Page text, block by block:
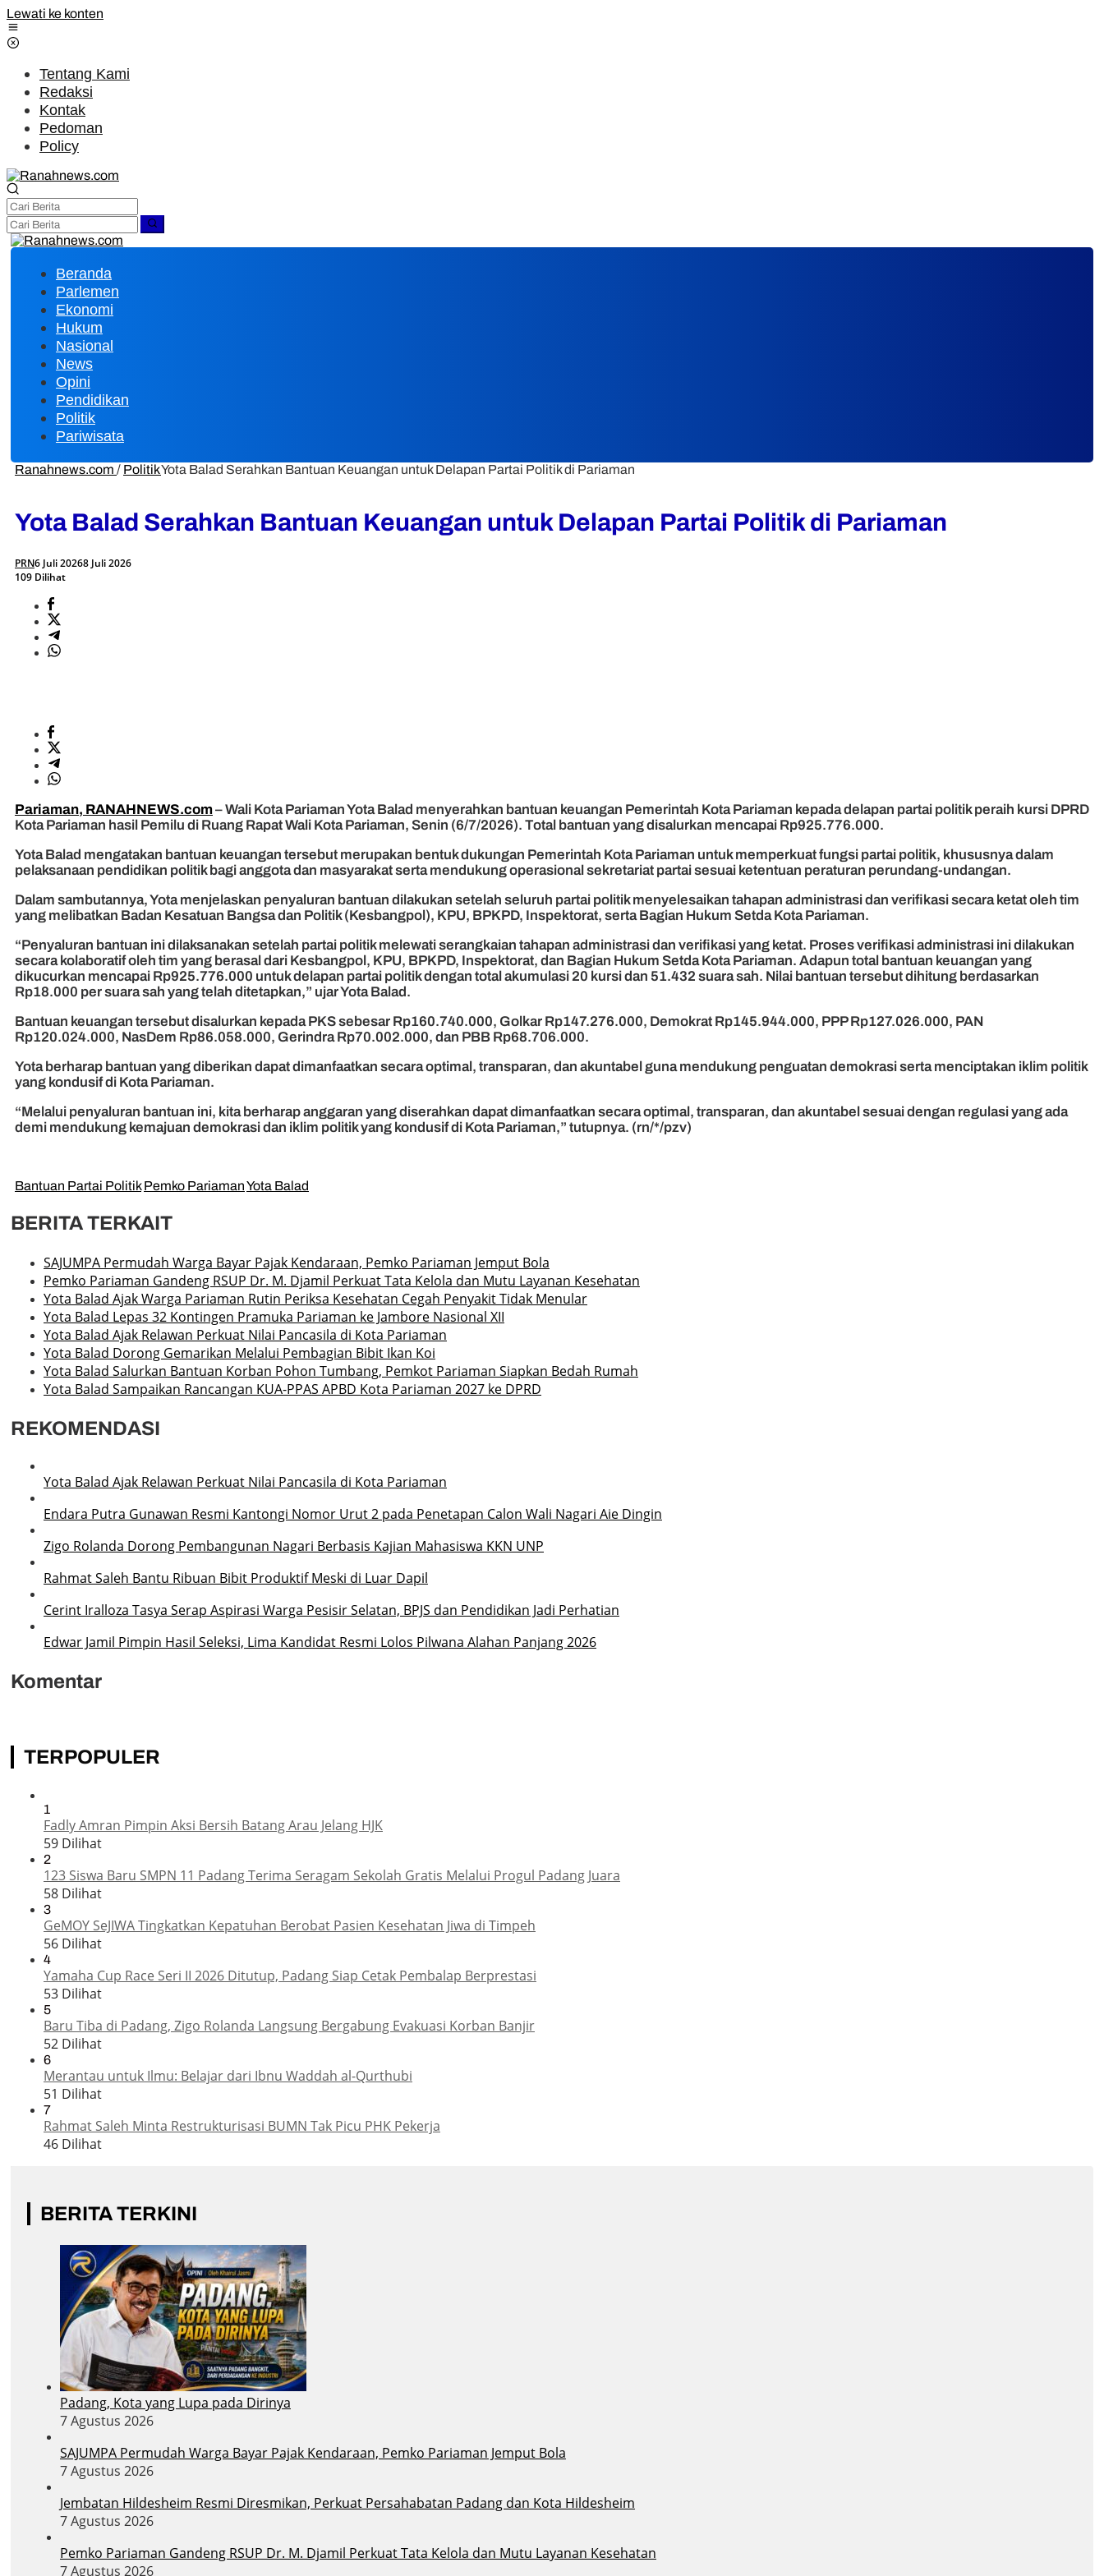
Lewati ke konten
Tentang Kami
Redaksi
Kontak
Pedoman
Policy
Beranda
Parlemen
Ekonomi
Hukum
Nasional
News
Opini
Pendidikan
Politik
Pariwisata
Ranahnews.com / PolitikYota Balad Serahkan Bantuan Keuangan untuk Delapan Partai Politik di Pariaman
Yota Balad Serahkan Bantuan Keuangan untuk Delapan Partai Politik di Pariaman
PRN6 Juli 20268 Juli 2026
109 Dilihat
Pariaman, RANAHNEWS.com– Wali Kota Pariaman Yota Balad menyerahkan bantuan keuangan Pemerintah Kota Pariaman kepada delapan partai politik peraih kursi DPRD
Kota Pariaman hasil Pemilu di Ruang Rapat Wali Kota Pariaman, Senin (6/7/2026). Total bantuan yang disalurkan mencapai Rp925.776.000.
Yota Balad mengatakan bantuan keuangan tersebut merupakan bentuk dukungan Pemerintah Kota Pariaman untuk memperkuat fungsi partai politik, khususnya dalam
pelaksanaan pendidikan politik bagi anggota dan masyarakat serta mendukung operasional sekretariat partai sesuai ketentuan peraturan perundang-undangan.
Dalam sambutannya, Yota menjelaskan penyaluran bantuan dilakukan setelah seluruh partai politik menyelesaikan tahapan administrasi dan verifikasi secara ketat oleh tim
yang melibatkan Badan Kesatuan Bangsa dan Politik (Kesbangpol), KPU, BPKPD, Inspektorat, serta Bagian Hukum Setda Kota Pariaman.
“Penyaluran bantuan ini dilaksanakan setelah partai politik melewati serangkaian tahapan administrasi dan verifikasi yang ketat. Proses verifikasi administrasi ini dilakukan
secara kolaboratif oleh tim yang berasal dari Kesbangpol, KPU, BPKPD, Inspektorat, dan Bagian Hukum Setda Kota Pariaman. Adapun total bantuan keuangan yang
dikucurkan mencapai Rp925.776.000 untuk delapan partai politik dengan total akumulasi 20 kursi dan 51.432 suara sah. Nilai bantuan tersebut dihitung berdasarkan
Rp18.000 per suara sah yang telah ditetapkan,” ujar Yota Balad.
Bantuan keuangan tersebut disalurkan kepada PKS sebesar Rp160.740.000, Golkar Rp147.276.000, Demokrat Rp145.944.000, PPP Rp127.026.000, PAN
Rp120.024.000, NasDem Rp86.058.000, Gerindra Rp70.002.000, dan PBB Rp68.706.000.
Yota berharap bantuan yang diberikan dapat dimanfaatkan secara optimal, transparan, dan akuntabel guna mendukung penguatan demokrasi serta menciptakan iklim politik
yang kondusif di Kota Pariaman.
“Melalui penyaluran bantuan ini, kita berharap anggaran yang diserahkan dapat dimanfaatkan secara optimal, transparan, dan akuntabel sesuai dengan regulasi yang ada
demi mendukung kemajuan demokrasi dan iklim politik yang kondusif di Kota Pariaman,” tutupnya. (rn/*/pzv)
Bantuan Partai Politik Pemko PariamanYota Balad
BERITA TERKAIT
SAJUMPA Permudah Warga Bayar Pajak Kendaraan, Pemko Pariaman Jemput Bola
Pemko Pariaman Gandeng RSUP Dr. M. Djamil Perkuat Tata Kelola dan Mutu Layanan Kesehatan
Yota Balad Ajak Warga Pariaman Rutin Periksa Kesehatan Cegah Penyakit Tidak Menular
Yota Balad Lepas 32 Kontingen Pramuka Pariaman ke Jambore Nasional XII
Yota Balad Ajak Relawan Perkuat Nilai Pancasila di Kota Pariaman
Yota Balad Dorong Gemarikan Melalui Pembagian Bibit Ikan Koi
Yota Balad Salurkan Bantuan Korban Pohon Tumbang, Pemkot Pariaman Siapkan Bedah Rumah
Yota Balad Sampaikan Rancangan KUA-PPAS APBD Kota Pariaman 2027 ke DPRD
REKOMENDASI
Yota Balad Ajak Relawan Perkuat Nilai Pancasila di Kota Pariaman
Endara Putra Gunawan Resmi Kantongi Nomor Urut 2 pada Penetapan Calon Wali Nagari Aie Dingin
Zigo Rolanda Dorong Pembangunan Nagari Berbasis Kajian Mahasiswa KKN UNP
Rahmat Saleh Bantu Ribuan Bibit Produktif Meski di Luar Dapil
Cerint Iralloza Tasya Serap Aspirasi Warga Pesisir Selatan, BPJS dan Pendidikan Jadi Perhatian
Edwar Jamil Pimpin Hasil Seleksi, Lima Kandidat Resmi Lolos Pilwana Alahan Panjang 2026
Komentar
TERPOPULER
1
Fadly Amran Pimpin Aksi Bersih Batang Arau Jelang HJK
59 Dilihat
2
123 Siswa Baru SMPN 11 Padang Terima Seragam Sekolah Gratis Melalui Progul Padang Juara
58 Dilihat
3
GeMOY SeJIWA Tingkatkan Kepatuhan Berobat Pasien Kesehatan Jiwa di Timpeh
56 Dilihat
4
Yamaha Cup Race Seri II 2026 Ditutup, Padang Siap Cetak Pembalap Berprestasi
53 Dilihat
5
Baru Tiba di Padang, Zigo Rolanda Langsung Bergabung Evakuasi Korban Banjir
52 Dilihat
6
Merantau untuk Ilmu: Belajar dari Ibnu Waddah al-Qurthubi
51 Dilihat
7
Rahmat Saleh Minta Restrukturisasi BUMN Tak Picu PHK Pekerja
46 Dilihat
BERITA TERKINI
Padang, Kota yang Lupa pada Dirinya
7 Agustus 2026
SAJUMPA Permudah Warga Bayar Pajak Kendaraan, Pemko Pariaman Jemput Bola
7 Agustus 2026
Jembatan Hildesheim Resmi Diresmikan, Perkuat Persahabatan Padang dan Kota Hildesheim
7 Agustus 2026
Pemko Pariaman Gandeng RSUP Dr. M. Djamil Perkuat Tata Kelola dan Mutu Layanan Kesehatan
7 Agustus 2026